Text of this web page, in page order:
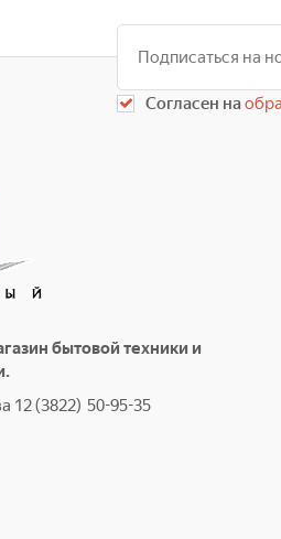
Согласен на
бытовой техники и
12 (3822) 50-95-35